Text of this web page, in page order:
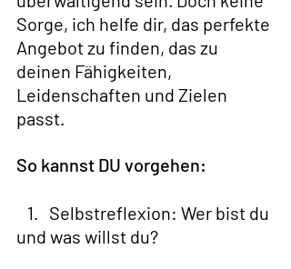
Sorge, ich helfe dir, das perfekte
Angebot zu finden, das zu
deinen Fähigkeiten,
Leidenschaften und Zielen
passt.
So kannst DU vorgehen:
1.   Selbstreflexion: Wer bist du
und was willst du?